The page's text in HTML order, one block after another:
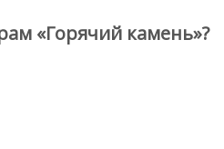
«Горячий камень»?